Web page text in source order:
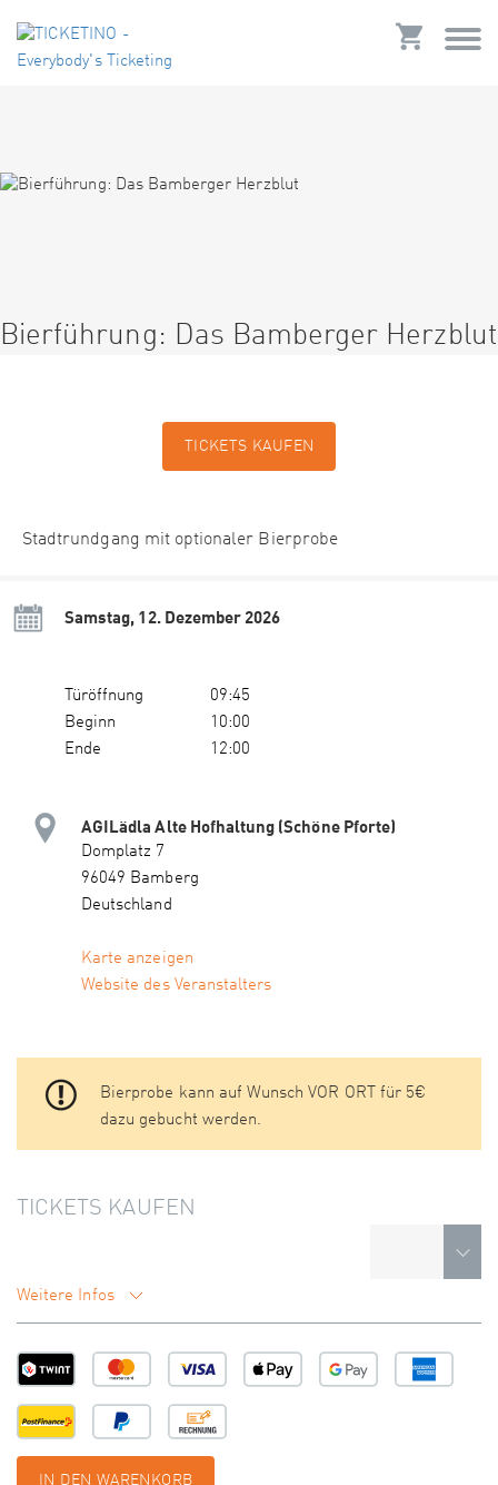
Bierführung: Das Bamberger Herzblut
TICKETS KAUFEN
Stadtrundgang mit optionaler Bierprobe
Samstag, 12. Dezember 2026
Türöffnung
09:45
Beginn
10:00
Ende
12:00
AGILädla Alte Hofhaltung (Schöne Pforte)
Domplatz 7
96049 Bamberg
Deutschland
Karte anzeigen
Website des Veranstalters
Bierprobe kann auf Wunsch VOR ORT für 5€
dazu gebucht werden.
TICKETS KAUFEN
Weitere Infos
IN DEN WARENKORB